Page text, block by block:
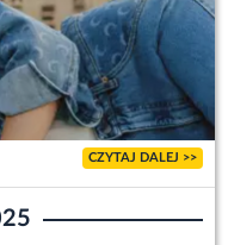
CZYTAJ DALEJ >>